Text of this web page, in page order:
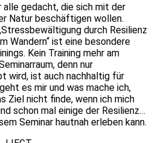
alle gedacht, die sich mit der
Natur beschäftigen wollen.
durch Resilienz
Wandern“ ist eine besondere
Kein Training mehr am
denn nur
wird, ist auch nachhaltig für
es mir und was mache ich,
Ziel nicht finde, wenn ich mich
schon mal einige der Resilienz
Seminar hautnah erleben kann.
meine Glaubenssätze und wie